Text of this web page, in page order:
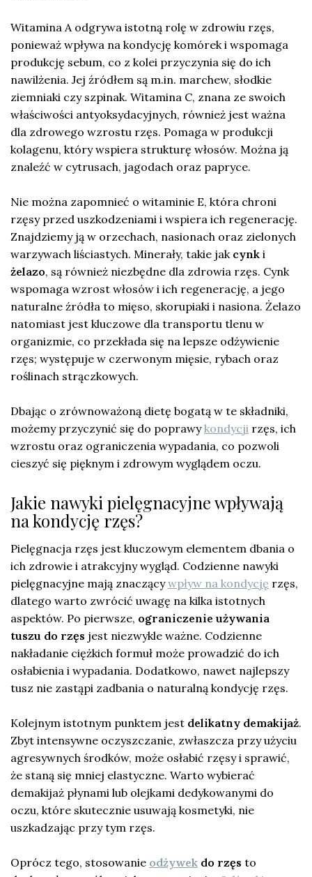
Witamina A odgrywa istotną rolę w zdrowiu rzęs,
ponieważ wpływa na kondycję komórek i wspomaga
produkcję sebum, co z kolei przyczynia się do ich
nawilżenia. Jej źródłem są m.in. marchew, słodkie
ziemniaki czy szpinak. Witamina C, znana ze swoich
właściwości antyoksydacyjnych, również jest ważna
dla zdrowego wzrostu rzęs. Pomaga w produkcji
kolagenu, który wspiera strukturę włosów. Można ją
znaleźć w cytrusach, jagodach oraz papryce.
Nie można zapomnieć o witaminie E, która chroni
rzęsy przed uszkodzeniami i wspiera ich regenerację.
Znajdziemy ją w orzechach, nasionach oraz zielonych
warzywach liściastych. Minerały, takie jak cynk i
żelazo, są również niezbędne dla zdrowia rzęs. Cynk
wspomaga wzrost włosów i ich regenerację, a jego
naturalne źródła to mięso, skorupiaki i nasiona. Żelazo
natomiast jest kluczowe dla transportu tlenu w
organizmie, co przekłada się na lepsze odżywienie
rzęs; występuje w czerwonym mięsie, rybach oraz
roślinach strączkowych.
Dbając o zrównoważoną dietę bogatą w te składniki,
możemy przyczynić się do poprawykondycji rzęs, ich
wzrostu oraz ograniczenia wypadania, co pozwoli
cieszyć się pięknym i zdrowym wyglądem oczu.
Jakie nawyki pielęgnacyjne wpływają
na kondycję rzęs?
Pielęgnacja rzęs jest kluczowym elementem dbania o
ich zdrowie i atrakcyjny wygląd. Codzienne nawyki
pielęgnacyjne mają znaczącywpływ na kondycję rzęs,
dlatego warto zwrócić uwagę na kilka istotnych
aspektów. Po pierwsze, ograniczenie używania
tuszu do rzęs jest niezwykle ważne. Codzienne
nakładanie ciężkich formuł może prowadzić do ich
osłabienia i wypadania. Dodatkowo, nawet najlepszy
tusz nie zastąpi zadbania o naturalną kondycję rzęs.
Kolejnym istotnym punktem jest delikatny demakijaż.
Zbyt intensywne oczyszczanie, zwłaszcza przy użyciu
agresywnych środków, może osłabić rzęsy i sprawić,
że staną się mniej elastyczne. Warto wybierać
demakijaż płynami lub olejkami dedykowanymi do
oczu, które skutecznie usuwają kosmetyki, nie
uszkadzając przy tym rzęs.
Oprócz tego, stosowanie odżywek do rzęs to